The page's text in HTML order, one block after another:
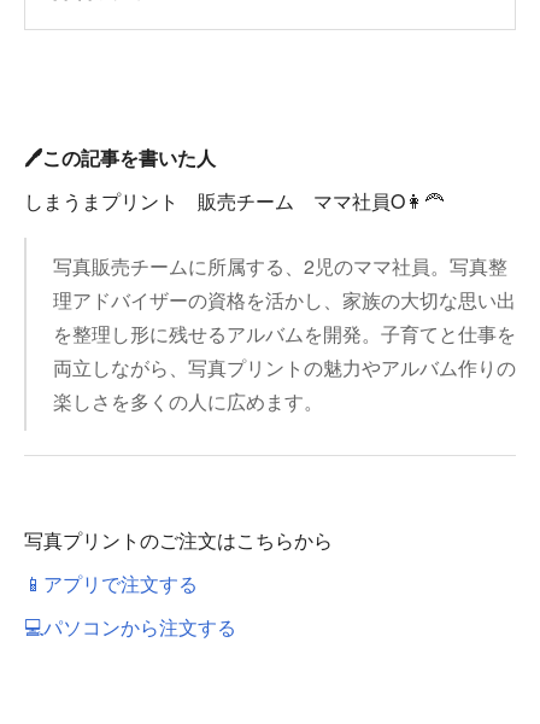
🖊️この記事を書いた人
しまうまプリント 販売チーム ママ社員O👩‍🦰
写真販売チームに所属する、2児のママ社員。写真整
理アドバイザーの資格を活かし、家族の大切な思い出
を整理し形に残せるアルバムを開発。子育てと仕事を
両立しながら、写真プリントの魅力やアルバム作りの
楽しさを多くの人に広めます。
写真プリントのご注文はこちらから
📱アプリで注文する
💻パソコンから注文する